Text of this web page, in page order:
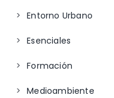
Entorno Urbano
Esenciales
Formación
Medioambiente